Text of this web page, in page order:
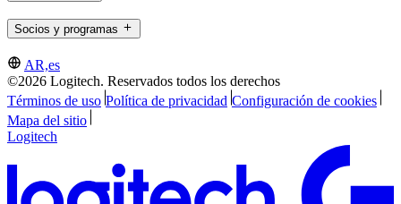
Socios y programas
AR,es
©2026 Logitech. Reservados todos los derechos
Términos de uso Política de privacidad Configuración de cookies
Mapa del sitio
Logitech